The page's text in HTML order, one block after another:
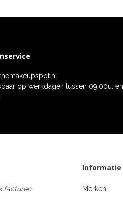
op werkdagen tussen 09:00u. en
facturen
Informatie
Merken